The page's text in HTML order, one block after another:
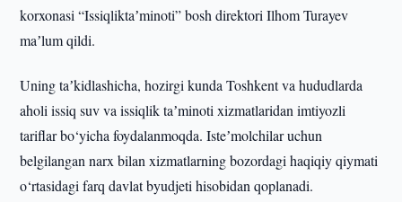
korxonasi “Issiqliktaʼminoti” bosh direktori Ilhom Turayev
maʼlum qildi.
Uning taʼkidlashicha, hozirgi kunda Toshkent va hududlarda
aholi issiq suv va issiqlik taʼminoti xizmatlaridan imtiyozli
tariflar bo‘yicha foydalanmoqda. Isteʼmolchilar uchun
belgilangan narx bilan xizmatlarning bozordagi haqiqiy qiymati
o‘rtasidagi farq davlat byudjeti hisobidan qoplanadi.